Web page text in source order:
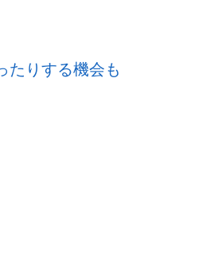
たりする機会も